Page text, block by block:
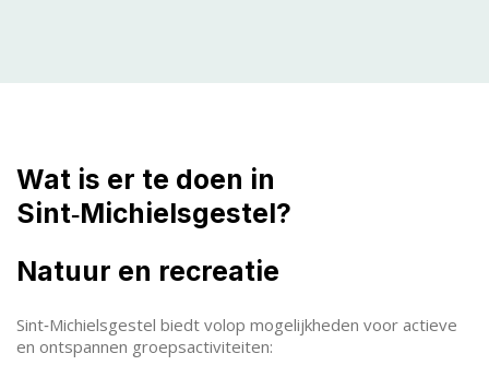
Wat is er te doen in
Sint‑Michielsgestel?
Natuur en recreatie
Sint‑Michielsgestel biedt volop mogelijkheden voor actieve
en ontspannen groepsactiviteiten: